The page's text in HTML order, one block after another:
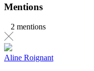
Mentions
2 mentions
Aline Roignant